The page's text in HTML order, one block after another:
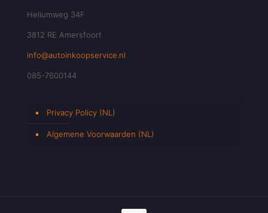
Heliumweg 34F
3812 RE Amersfoort
info@autoinkoopservice.nl
085-7600144
Privacy Policy (NL)
Algemene Voorwaarden (NL)